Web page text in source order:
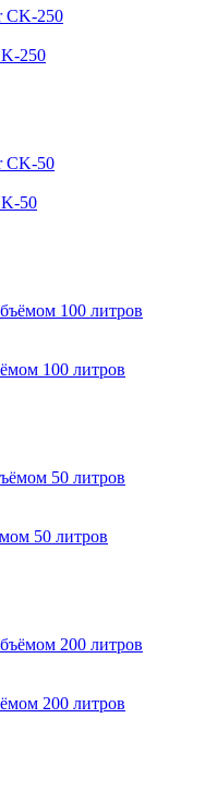
250
50
100 литров
50 литров
200 литров